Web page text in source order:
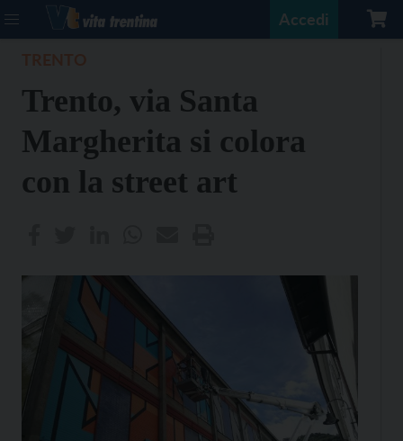
Accedi
Trento, via Santa
Margherita si colora
con la street art